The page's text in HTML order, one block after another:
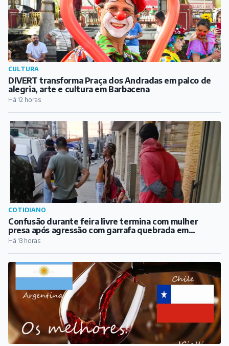
CULTURA
DIVERT transforma Praça dos Andradas em palco de
alegria, arte e cultura em Barbacena
Há 12 horas
COTIDIANO
Confusão durante feira livre termina com mulher
presa após agressão com garrafa quebrada em
Barbacena
Há 13 horas